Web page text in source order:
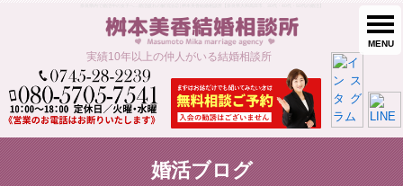
実績10年以上の仲人がいる結婚相談所
婚活ブログ
MENU